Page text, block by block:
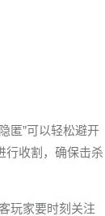
匿”可以轻松避开
行收割，确保击杀
玩家要时刻关注